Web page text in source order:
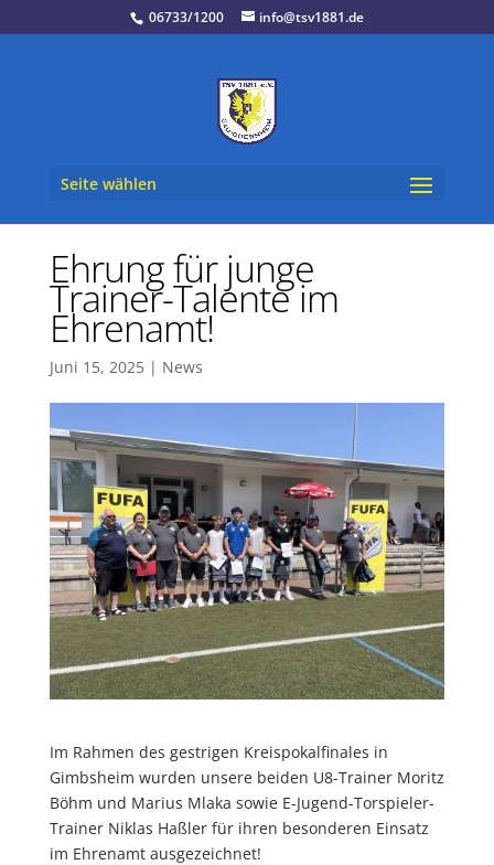
06733/1200 info@tsv1881.de
Seite wählen
Ehrung für junge
Trainer-Talente im
Ehrenamt!
Juni 15, 2025| News
Im Rahmen des gestrigen Kreispokalfinales in
Gimbsheim wurden unsere beiden U8-Trainer Moritz
Böhm und Marius Mlaka sowie E-Jugend-Torspieler-
Trainer Niklas Haßler für ihren besonderen Einsatz
im Ehrenamt ausgezeichnet!